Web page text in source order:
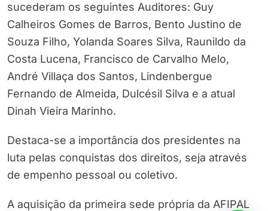
sucederam os seguintes Auditores: Guy
Calheiros Gomes de Barros, Bento Justino de
Souza Filho, Yolanda Soares Silva, Raunildo da
Costa Lucena, Francisco de Carvalho Melo,
André Villaça dos Santos, Lindenbergue
Fernando de Almeida, Dulcésil Silva e a atual
Dinah Vieira Marinho.
Destaca-se a importância dos presidentes na
luta pelas conquistas dos direitos, seja através
de empenho pessoal ou coletivo.
A aquisição da primeira sede própria da AFIPAL